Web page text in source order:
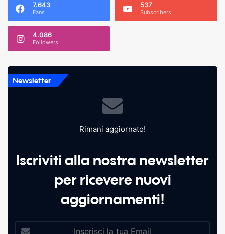
7.643
Fans
537
Subscribers
4.086
Followers
Newsletter
Rimani aggiornato!
Iscriviti alla nostra newsletter
per ricevere nuovi
aggiornamenti!